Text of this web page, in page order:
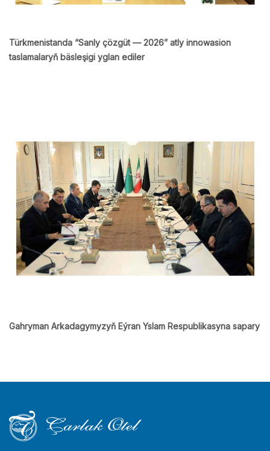
Türkmenistanda “Sanly çözgüt — 2026” atly innowasion
taslamalaryň bäsleşigi yglan ediler
Gahryman Arkadagymyzyň Eýran Yslam Respublikasyna sapary